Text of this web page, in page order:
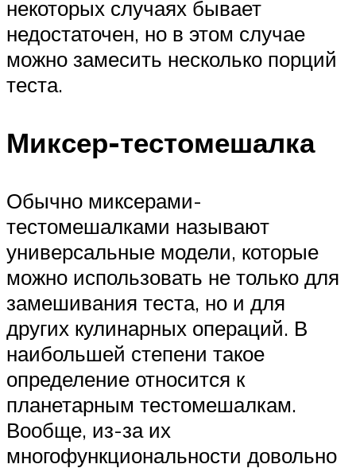
некоторых случаях бывает
недостаточен, но в этом случае
можно замесить несколько порций
теста.
Миксер-тестомешалка
Обычно миксерами-
тестомешалками называют
универсальные модели, которые
можно использовать не только для
замешивания теста, но и для
других кулинарных операций. В
наибольшей степени такое
определение относится к
планетарным тестомешалкам.
Вообще, из-за их
многофункциональности довольно